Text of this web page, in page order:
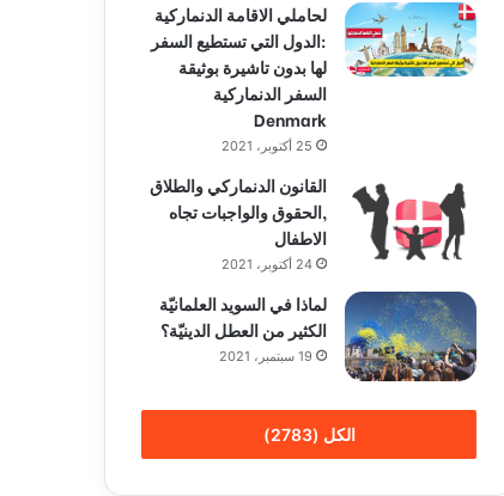
لحاملي الاقامة الدنماركية
:الدول التي تستطيع السفر
لها بدون تاشيرة بوثيقة
السفر الدنماركية
Denmark
25 أكتوبر، 2021
القانون الدنماركي والطلاق
,الحقوق والواجبات تجاه
الاطفال
24 أكتوبر، 2021
لماذا في السويد العلمانيّة
الكثير من العطل الدينيّة؟
19 سبتمبر، 2021
الكل (2783)